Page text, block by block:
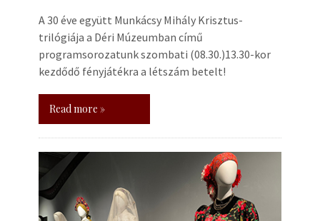
A 30 éve együtt Munkácsy Mihály Krisztus-
trilógiája a Déri Múzeumban című
programsorozatunk szombati (08.30.)13.30-kor
kezdődő fényjátékra a létszám betelt!
Read more »